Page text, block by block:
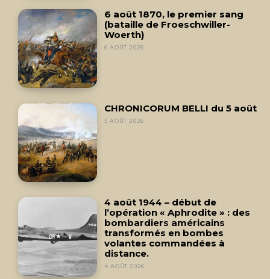
6 août 1870, le premier sang
(bataille de Froeschwiller-
Woerth)
6 AOÛT 2026
CHRONICORUM BELLI du 5 août
5 AOÛT 2026
4 août 1944 – début de
l’opération « Aphrodite » : des
bombardiers américains
transformés en bombes
volantes commandées à
distance.
4 AOÛT 2026